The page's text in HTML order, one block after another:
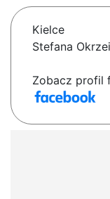
Kielce
Stefana
Zobacz profil